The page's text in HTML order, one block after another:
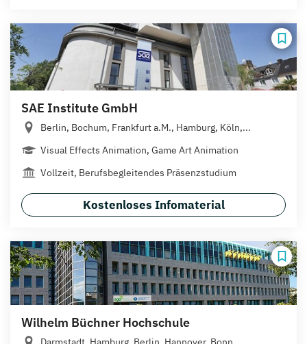
SAE Institute GmbH
Berlin, Bochum, Frankfurt a.M., Hamburg, Köln,...
Visual Effects Animation, Game Art Animation
Vollzeit, Berufsbegleitendes Präsenzstudium
Kostenloses Infomaterial
Wilhelm Büchner Hochschule